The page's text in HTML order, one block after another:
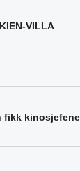
VILLA
fikk